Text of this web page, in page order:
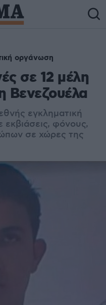
οργάνωση
σε 12 μέλη
Βενεζουέλα
εγκληματική
φόνους,
σε χώρες της